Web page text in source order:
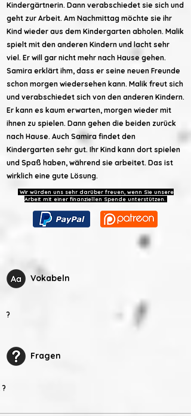
Kindergärtnerin. Dann verabschiedet sie sich und
geht zur Arbeit. Am Nachmittag möchte sie ihr
Kind wieder aus dem Kindergarten abholen. Malik
spielt mit den anderen Kindern und lacht sehr
viel. Er will gar nicht mehr nach Hause gehen.
Samira erklärt ihm, dass er seine neuen Freunde
schon morgen wiedersehen kann. Malik freut sich
und verabschiedet sich von den anderen Kindern.
Er kann es kaum erwarten, morgen wieder mit
ihnen zu spielen. Dann gehen die beiden zurück
nach Hause. Auch Samira findet den
Kindergarten sehr gut. Ihr Kind kann dort spielen
und Spaß haben, während sie arbeitet. Das ist
wirklich eine gute Lösung.
Wir würden uns sehr darüber freuen, wenn Sie unsere
Arbeit mit einer finanziellen Spende unterstützen.
Vokabeln
?
Fragen
?